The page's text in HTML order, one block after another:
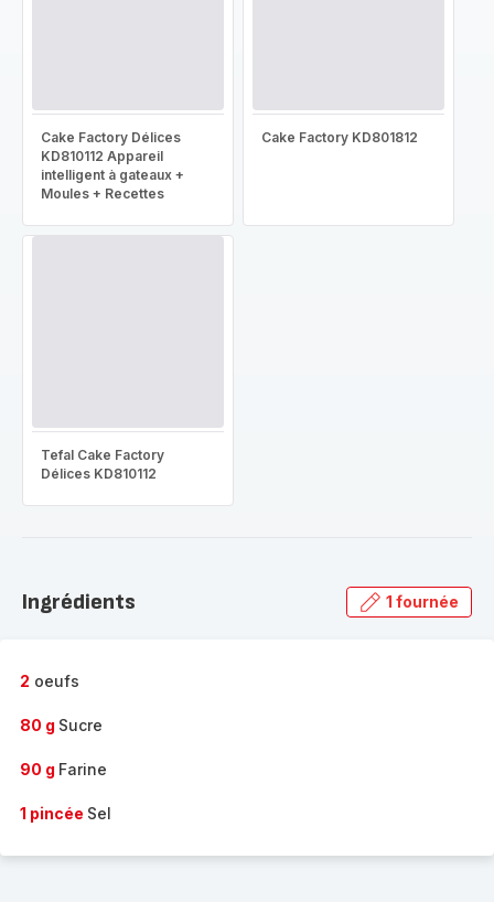
Cake Factory Délices
KD810112 Appareil
intelligent à gateaux +
Moules + Recettes
Cake Factory KD801812
Tefal Cake Factory
Délices KD810112
Ingrédients 1 fournée
2 oeufs
80 g Sucre
90 g Farine
1 pincée Sel